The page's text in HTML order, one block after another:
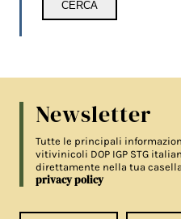
Newsletter
Tutte le principali
vitivinicoli DOP IGP STG
direttamente nella tua
privacy policy